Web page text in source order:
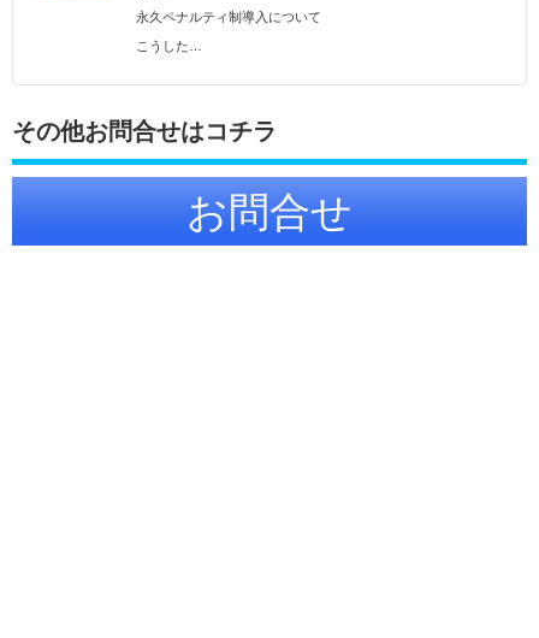
永久ペナルティ制導入について
こうした…
その他お問合せはコチラ
お問合せ